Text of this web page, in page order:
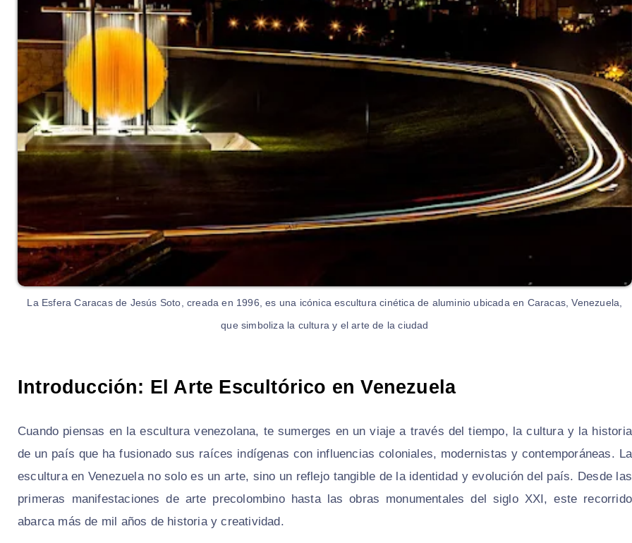
La Esfera Caracas de Jesús Soto, creada en 1996, es una icónica escultura cinética de aluminio ubicada en Caracas, Venezuela,
que simboliza la cultura y el arte de la ciudad
Introducción: El Arte Escultórico en Venezuela
Cuando piensas en la escultura venezolana, te sumerges en un viaje a través del tiempo, la cultura y la historia
de un país que ha fusionado sus raíces indígenas con influencias coloniales, modernistas y contemporáneas. La
escultura en Venezuela no solo es un arte, sino un reflejo tangible de la identidad y evolución del país. Desde las
primeras manifestaciones de arte precolombino hasta las obras monumentales del siglo XXI, este recorrido
abarca más de mil años de historia y creatividad.
Subasta de CITGO: Cronograma y Ofertas en
Delaware
Consecuencias geopolíticas de la Guerra de